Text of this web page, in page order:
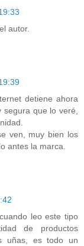
autor.
detiene ahora
que lo veré,
ven, muy bien los
antes la marca.
leo este tipo
de productos
uñas, es todo un